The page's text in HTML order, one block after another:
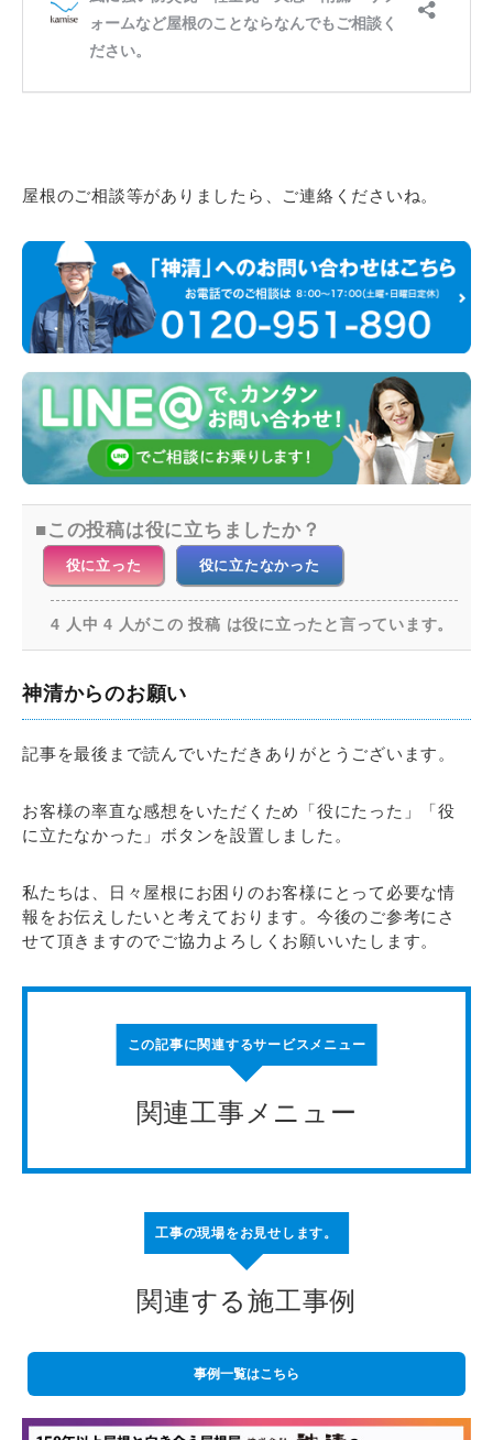
屋根のご相談等がありましたら、ご連絡くださいね。
この投稿は役に立ちましたか？
役に立った 役に立たなかった
4 人中 4 人がこの 投稿 は役に立ったと言っています。
神清からのお願い
記事を最後まで読んでいただきありがとうございます。
お客様の率直な感想をいただくため「役にたった」「役
に立たなかった」ボタンを設置しました。
私たちは、日々屋根にお困りのお客様にとって必要な情
報をお伝えしたいと考えております。今後のご参考にさ
せて頂きますのでご協力よろしくお願いいたします。
この記事に関連するサービスメニュー
関連工事メニュー
工事の現場をお見せします。
関連する施工事例
事例一覧はこちら